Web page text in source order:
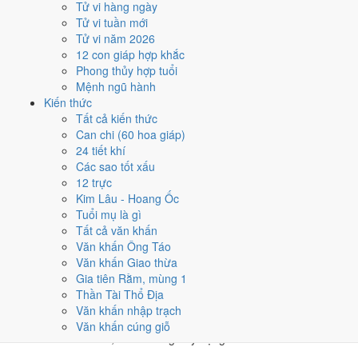
Tử vi hàng ngày
Tử vi tuần mới
Tử vi năm 2026
12 con giáp hợp khắc
Phong thủy hợp tuổi
Mệnh ngũ hành
Kiến thức
Tất cả kiến thức
Can chi (60 hoa giáp)
24 tiết khí
Các sao tốt xấu
12 trực
Kim Lâu - Hoang Ốc
Tuổi mụ là gì
Tất cả văn khấn
Văn khấn Ông Táo
Văn khấn Giao thừa
Gia tiên Rằm, mùng 1
Thần Tài Thổ Địa
Văn khấn nhập trạch
Văn khấn cúng giỗ
★★★★★ 9/10
T3 · 23/4 âm
Kỷ Sửu
★★★★★ 9/10
5
T3 · 1/5 âm
Bính Thân
★★★★★ 9/10
Điểm chấm từ Trực, sao Nhị Thập Bát Tú, Hoàng Đạo - Hắc Đạo và
ngày cấm kỵ của riêng việc này
Tháng 5/2025 có ngày nào nên
tránh, lỡ kẹt thì xử lý sao?
Tháng 5/2025 có2 ngày Rất xấurơi vào
ngày Tam Nương. Đây là nhóm chồng nhiều yếu tố xấu cùng lúc.
Nên tránh khi cưới hỏi, khai trương hay động thổ.